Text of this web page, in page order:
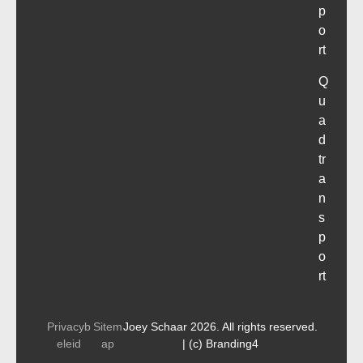
p
o
rt
Q
u
a
d
tr
a
n
s
p
o
rt
Joey Schaar 2026. All rights reserved.
| (c) Branding4
Privacyb
eleid
Sitem
ap